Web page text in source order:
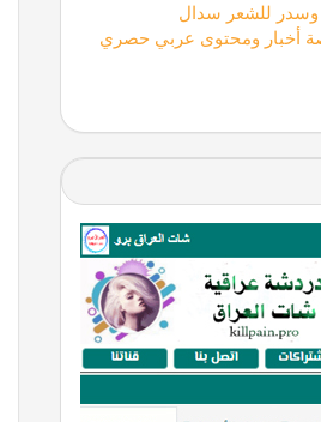
وسدر للشعر سدال
أخبار ومحتوى عربي حصري